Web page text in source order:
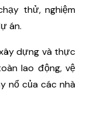
thử, nghiệm
án.
dựng và thực
lao động, vệ
nổ của các nhà